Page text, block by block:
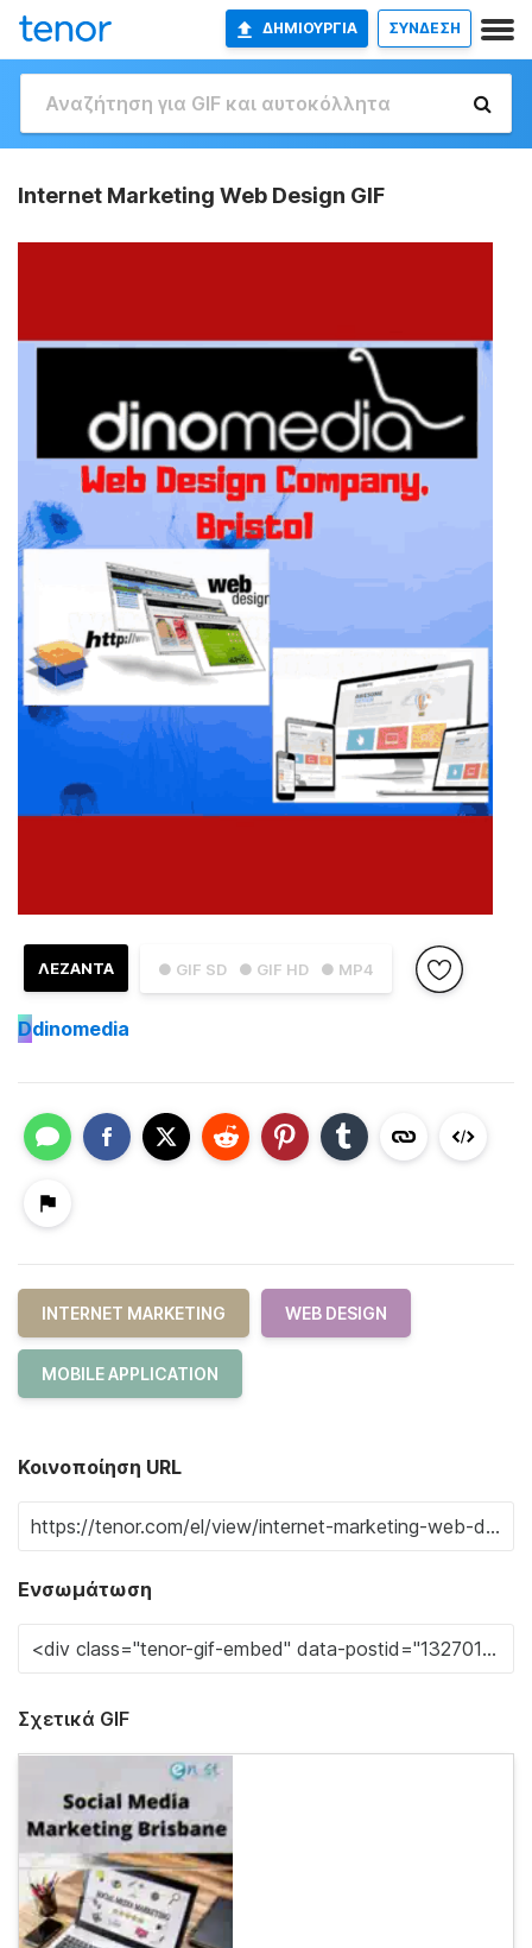
ΔΗΜΙΟΥΡΓΊΑ ΣΥΝΔΕΣΗ
Internet Marketing Web Design GIF
● GIF SD ● GIF HD ● MP4
ΛΕΖΑΝΤΑ
Ddinomedia
INTERNET MARKETING WEB DESIGN
MOBILE APPLICATION
Κοινοποίηση URL
Ενσωμάτωση
Σχετικά GIF